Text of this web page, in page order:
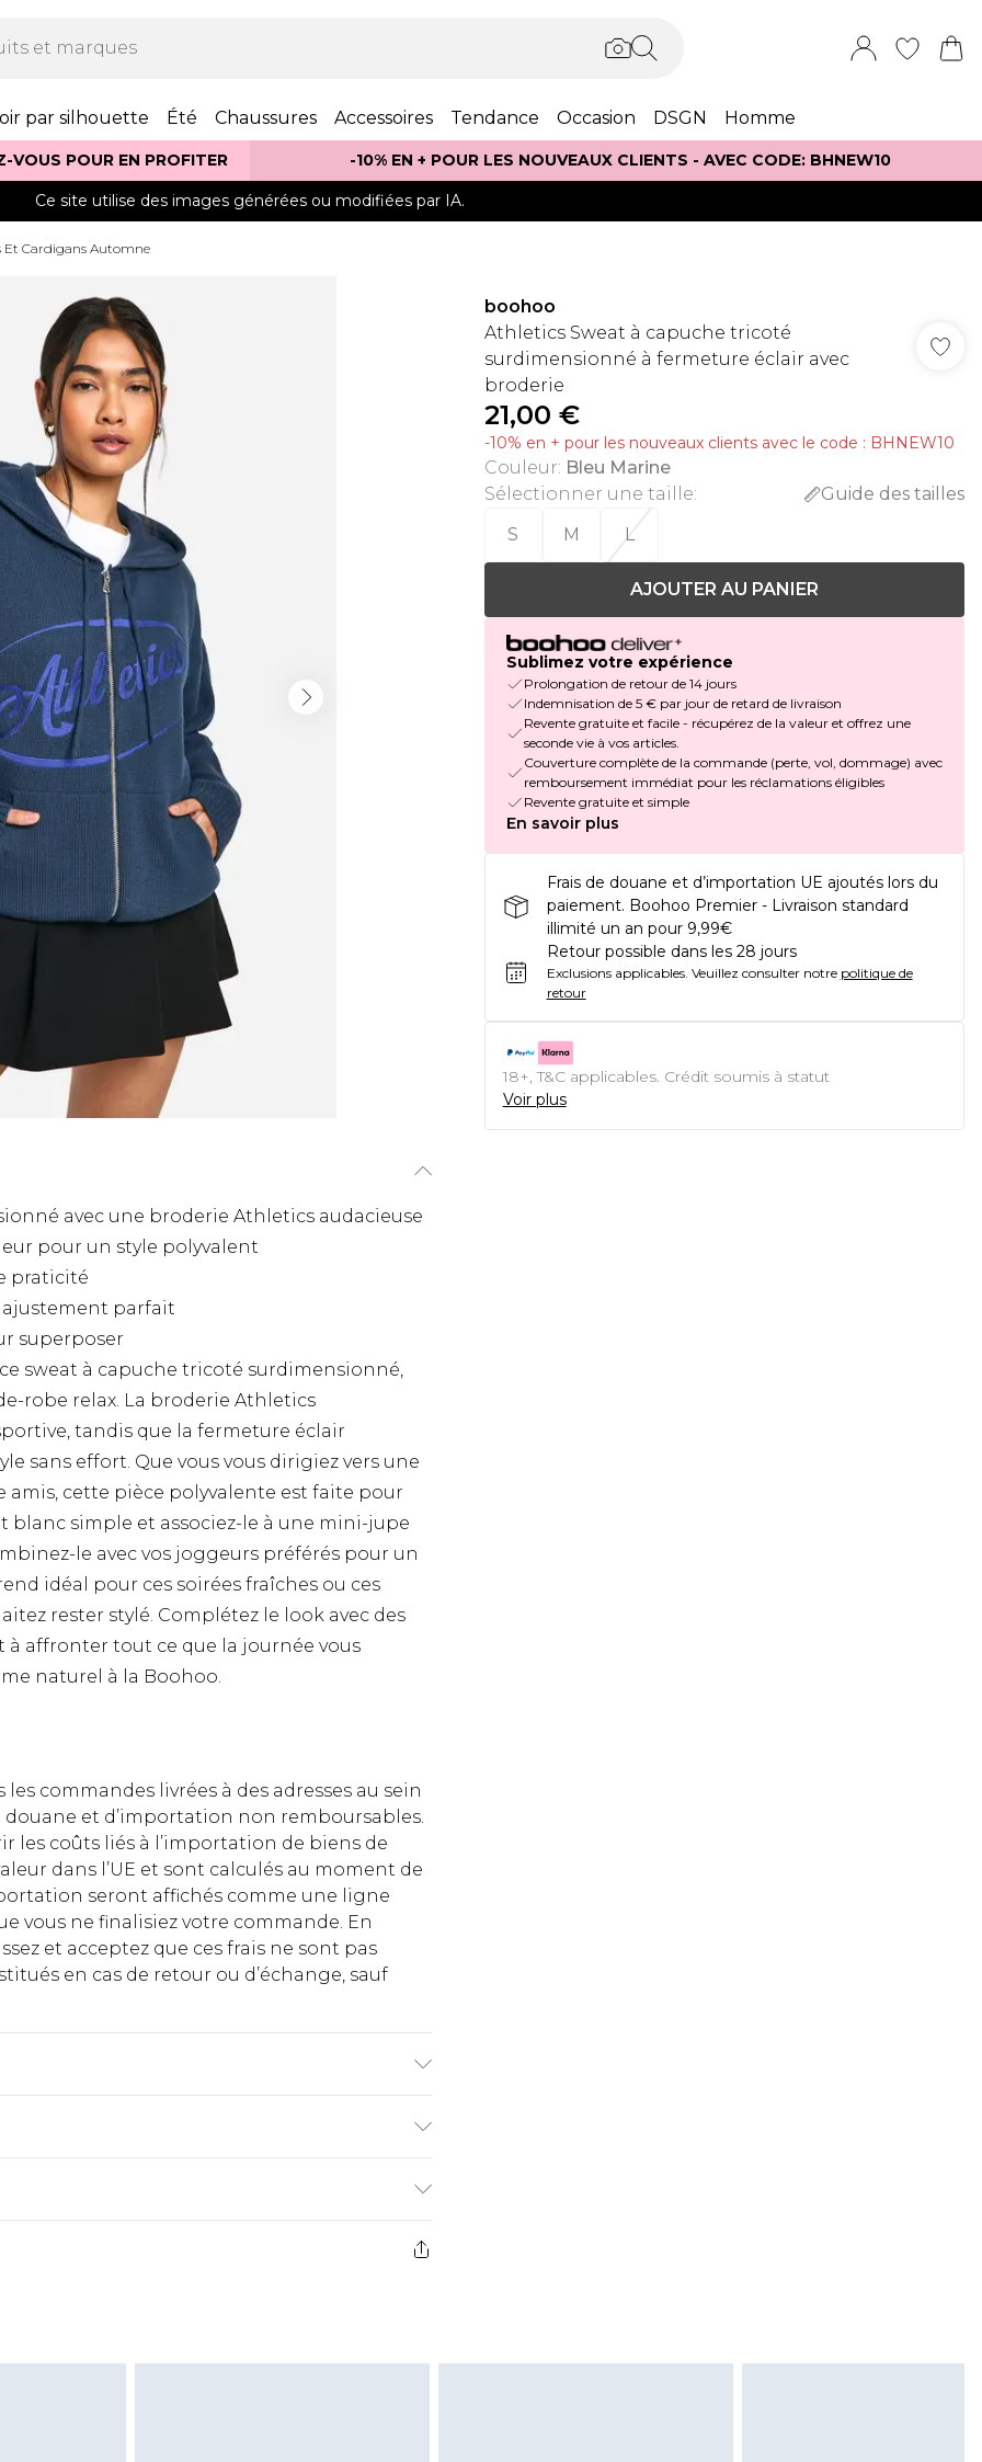
par silhouette Été Chaussures Accessoires Tendance Occasion DSGN Homme
VOUS POUR EN PROFITER -10% EN + POUR LES NOUVEAUX CLIENTS - AVEC CODE: BHNEW10
Ce site utilise des images générées ou modifiées par IA.
Et Cardigans Automne
avec une broderie Athletics audacieuse
pour un style polyvalent
praticité
parfait
superposer
sweat à capuche tricoté surdimensionné,
robe relax. La broderie Athletics
tandis que la fermeture éclair
sans effort. Que vous vous dirigiez vers une
cette pièce polyvalente est faite pour
blanc simple et associez-le à une mini-jupe
le avec vos joggeurs préférés pour un
idéal pour ces soirées fraîches ou ces
rester stylé. Complétez le look avec des
à affronter tout ce que la journée vous
naturel à la Boohoo.
commandes livrées à des adresses au sein
douane et d’importation non remboursables.
les coûts liés à l’importation de biens de
dans l’UE et sont calculés au moment de
seront affichés comme une ligne
vous ne finalisiez votre commande. En
et acceptez que ces frais ne sont pas
en cas de retour ou d’échange, sauf
€2.99
€9.99
boohoo
Athletics Sweat à capuche tricoté
surdimensionné à fermeture éclair avec
broderie
21,00 €
-10% en + pour les nouveaux clients avec le code : BHNEW10
Couleur: Bleu Marine
Sélectionner une taille:
Guide des tailles
S
M L
AJOUTER AU PANIER
Sublimez votre expérience
Prolongation de retour de 14 jours
Indemnisation de 5 € par jour de retard de livraison
Revente gratuite et facile - récupérez de la valeur et offrez une
seconde vie à vos articles.
Couverture complète de la commande (perte, vol, dommage) avec
remboursement immédiat pour les réclamations éligibles
Revente gratuite et simple
En savoir plus
Frais de douane et d’importation UE ajoutés lors du
paiement. Boohoo Premier - Livraison standard
illimité un an pour 9,99€
Retour possible dans les 28 jours
Exclusions applicables. Veuillez consulter notre politique de
retour
18+, T&C applicables. Crédit soumis à statut
Voir plus